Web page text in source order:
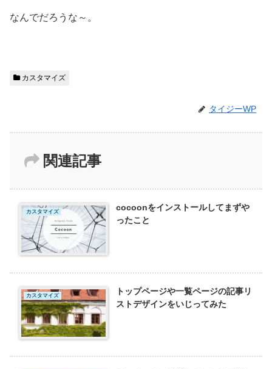
なんでだろうな～。
カスタマイズ
タイジーWP
関連記事
カスタマイズ
cocoonをインストールしてまずや
ったこと
カスタマイズ
トップページや一覧ページの記事リ
ストデザインをいじってみた